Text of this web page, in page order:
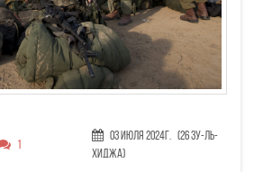
1
03 Июля 2024г. (26 Зу-ль-
хиджа)